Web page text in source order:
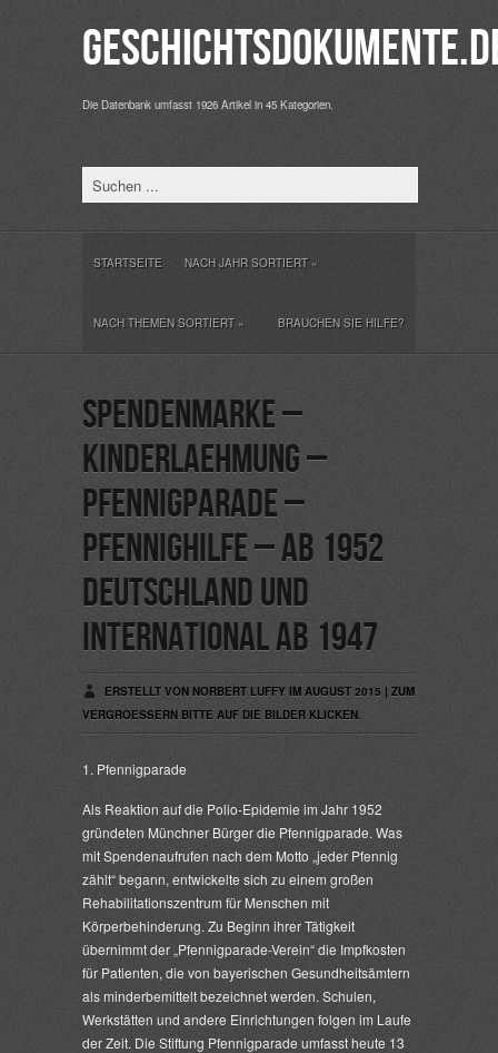
Die Datenbank umfasst 1926 Artikel in 45 Kategorien.
STARTSEITE NACH JAHR SORTIERT»
NACH THEMEN SORTIERT» BRAUCHEN SIE HILFE?
Spendenmarke –
Kinderlaehmung –
Pfennigparade –
Pfennighilfe – ab 1952
Deutschland und
International ab 1947
ERSTELLT VON NORBERT LUFFY IM AUGUST 2015 | ZUM
VERGROESSERN BITTE AUF DIE BILDER KLICKEN.
1. Pfennigparade
Als Reaktion auf die Polio-Epidemie im Jahr 1952
gründeten Münchner Bürger die Pfennigparade. Was
mit Spendenaufrufen nach dem Motto „jeder Pfennig
zählt“ begann, entwickelte sich zu einem großen
Rehabilitationszentrum für Menschen mit
Körperbehinderung. Zu Beginn ihrer Tätigkeit
übernimmt der „Pfennigparade-Verein“ die Impfkosten
für Patienten, die von bayerischen Gesundheitsämtern
als minderbemittelt bezeichnet werden. Schulen,
Werkstätten und andere Einrichtungen folgen im Laufe
der Zeit. Die Stiftung Pfennigparade umfasst heute 13